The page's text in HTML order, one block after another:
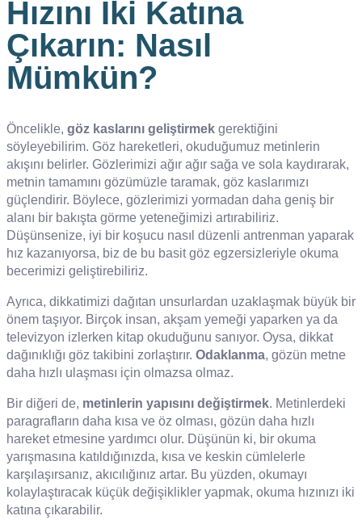
Hızını İki Katına
Çıkarın: Nasıl
Mümkün?
Öncelikle, göz kaslarını geliştirmek gerektiğini
söyleyebilirim. Göz hareketleri, okuduğumuz metinlerin
akışını belirler. Gözlerimizi ağır ağır sağa ve sola kaydırarak,
metnin tamamını gözümüzle taramak, göz kaslarımızı
güçlendirir. Böylece, gözlerimizi yormadan daha geniş bir
alanı bir bakışta görme yeteneğimizi artırabiliriz.
Düşünsenize, iyi bir koşucu nasıl düzenli antrenman yaparak
hız kazanıyorsa, biz de bu basit göz egzersizleriyle okuma
becerimizi geliştirebiliriz.
Ayrıca, dikkatimizi dağıtan unsurlardan uzaklaşmak büyük bir
önem taşıyor. Birçok insan, akşam yemeği yaparken ya da
televizyon izlerken kitap okuduğunu sanıyor. Oysa, dikkat
dağınıklığı göz takibini zorlaştırır. Odaklanma, gözün metne
daha hızlı ulaşması için olmazsa olmaz.
Bir diğeri de, metinlerin yapısını değiştirmek. Metinlerdeki
paragrafların daha kısa ve öz olması, gözün daha hızlı
hareket etmesine yardımcı olur. Düşünün ki, bir okuma
yarışmasına katıldığınızda, kısa ve keskin cümlelerle
karşılaşırsanız, akıcılığınız artar. Bu yüzden, okumayı
kolaylaştıracak küçük değişiklikler yapmak, okuma hızınızı iki
katına çıkarabilir.